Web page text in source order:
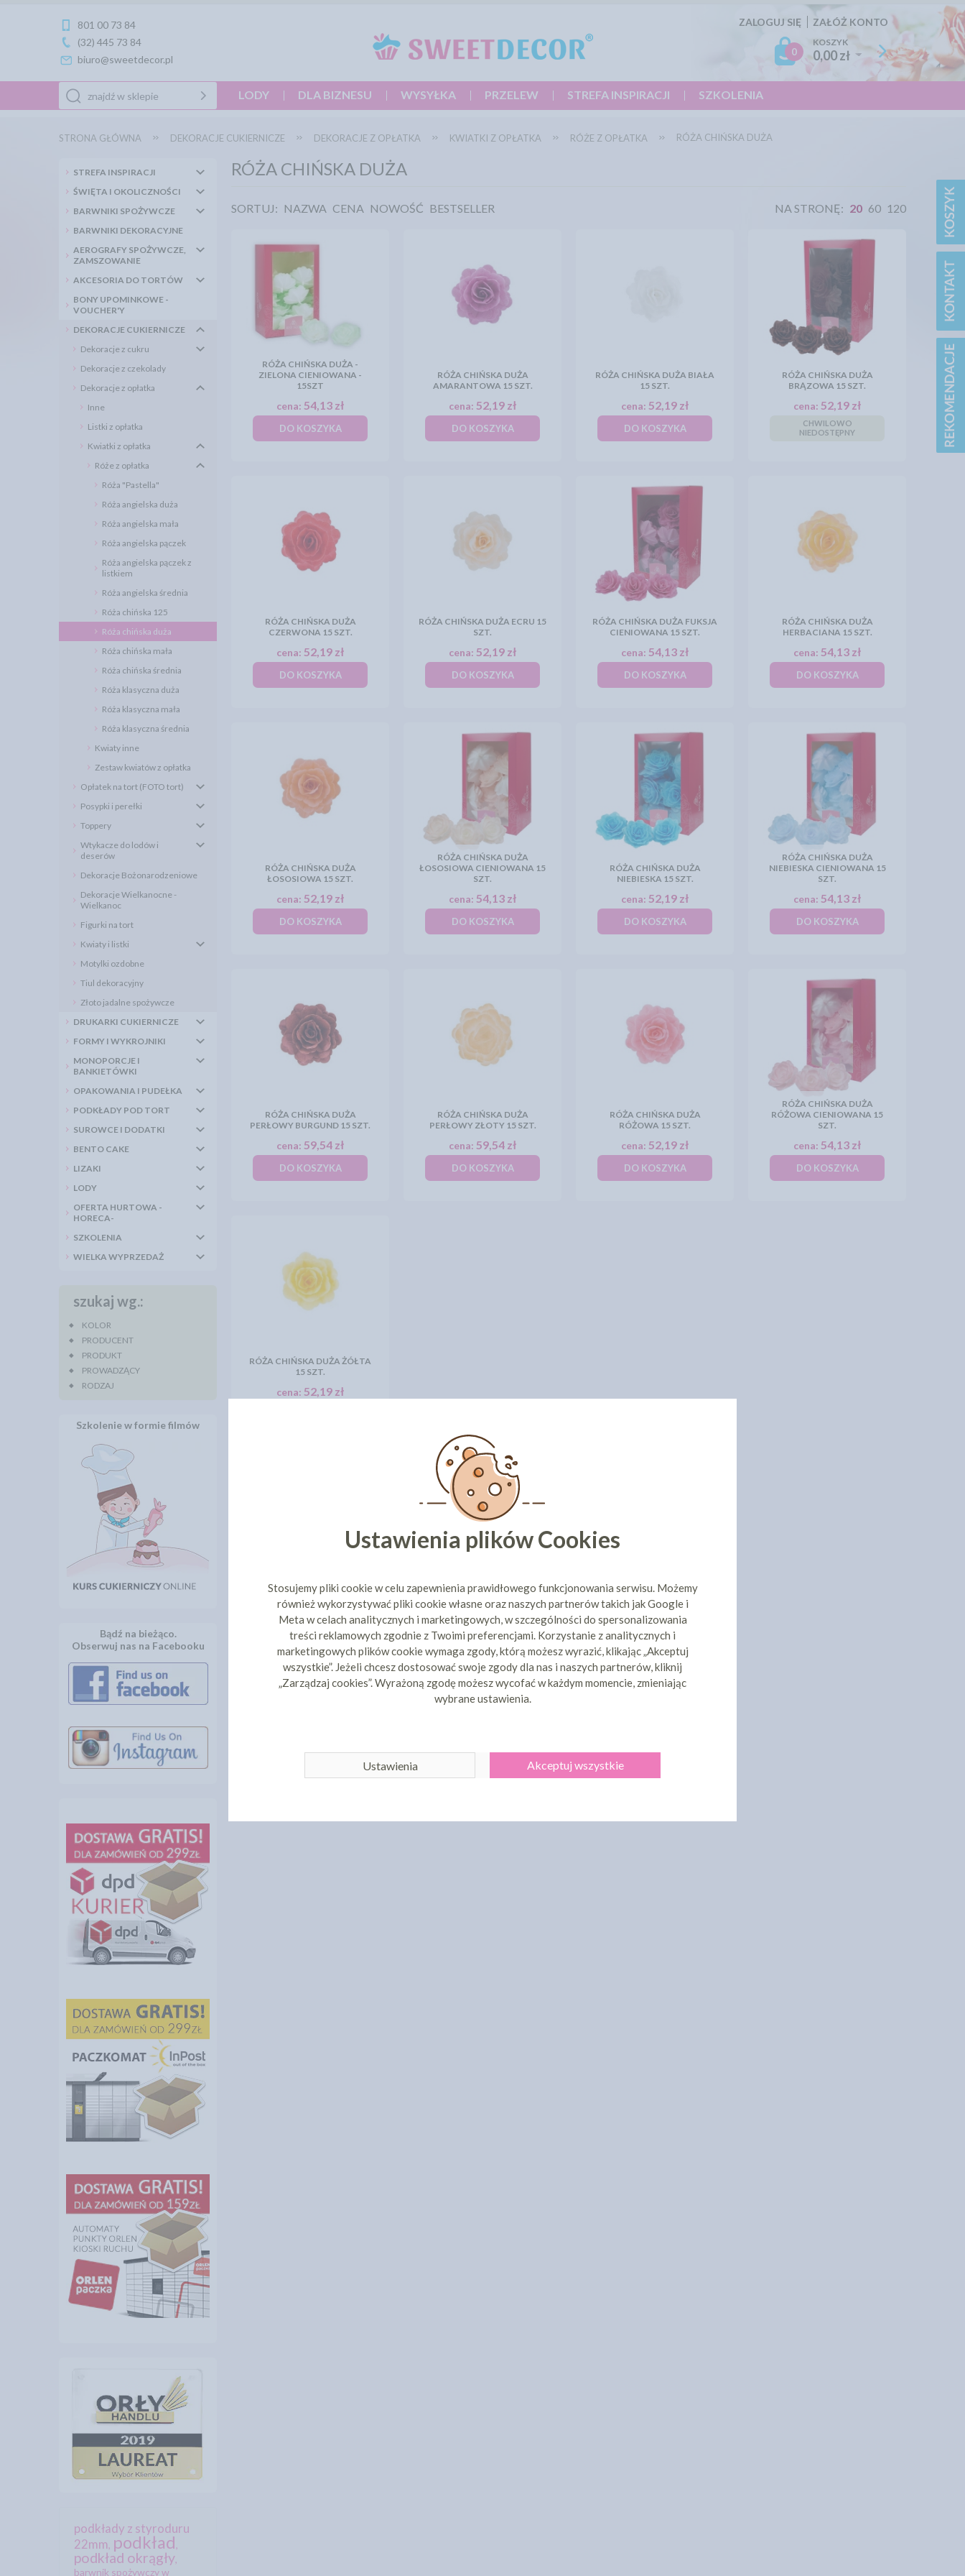
801 00 73 84
(32) 445 73 84
biuro@sweetdecor.pl
ZALOGUJ SIĘ ZAŁÓŻ KONTO
0
KOSZYK
0,00 zł
LODY DLA BIZNESU WYSYŁKA PRZELEW STREFA INSPIRACJI SZKOLENIA
STRONA GŁÓWNA DEKORACJE CUKIERNICZE DEKORACJE Z OPŁATKA KWIATKI Z OPŁATKA RÓŻE Z OPŁATKA RÓŻA CHIŃSKA DUŻA
STREFA INSPIRACJI
ŚWIĘTA I OKOLICZNOŚCI
BARWNIKI SPOŻYWCZE
BARWNIKI DEKORACYJNE
AEROGRAFY SPOŻYWCZE,
ZAMSZOWANIE
AKCESORIA DO TORTÓW
BONY UPOMINKOWE -
VOUCHER'Y
DEKORACJE CUKIERNICZE
Dekoracje z cukru
Dekoracje z czekolady
Dekoracje z opłatka
Inne
Listki z opłatka
Kwiatki z opłatka
Róże z opłatka
Róża "Pastella"
Róża angielska duża
Róża angielska mała
Róża angielska pączek
Róża angielska pączek z
listkiem
Róża angielska średnia
Róża chińska 125
Róża chińska duża
Róża chińska mała
Róża chińska średnia
Róża klasyczna duża
Róża klasyczna mała
Róża klasyczna średnia
Kwiaty inne
Zestaw kwiatów z opłatka
Opłatek na tort (FOTO tort)
Posypki i perełki
Toppery
Wtykacze do lodów i
deserów
Dekoracje Bożonarodzeniowe
Dekoracje Wielkanocne -
Wielkanoc
Figurki na tort
Kwiaty i listki
Motylki ozdobne
Tiul dekoracyjny
Złoto jadalne spożywcze
DRUKARKI CUKIERNICZE
FORMY I WYKROJNIKI
MONOPORCJE I
BANKIETÓWKI
OPAKOWANIA I PUDEŁKA
PODKŁADY POD TORT
SUROWCE I DODATKI
BENTO CAKE
LIZAKI
LODY
OFERTA HURTOWA -
HORECA-
SZKOLENIA
WIELKA WYPRZEDAŻ
szukaj wg.:
KOLOR
PRODUCENT
PRODUKT
PROWADZĄCY
RODZAJ
Szkolenie w formie filmów
Bądź na bieżąco.
Obserwuj nas na Facebooku
podkłady z styroduru
22mm, podkład,
podkład okrągły,
barwnik spożywczy w
RÓŻA CHIŃSKA DUŻA
SORTUJ: NAZWA CENA NOWOŚĆ BESTSELLER NA STRONĘ: 20 60 120
RÓŻA CHIŃSKA DUŻA -
ZIELONA CIENIOWANA -
15SZT
cena: 54,13 zł
DO KOSZYKA
RÓŻA CHIŃSKA DUŻA
AMARANTOWA 15 SZT.
cena: 52,19 zł
DO KOSZYKA
RÓŻA CHIŃSKA DUŻA BIAŁA
15 SZT.
cena: 52,19 zł
DO KOSZYKA
RÓŻA CHIŃSKA DUŻA
BRĄZOWA 15 SZT.
cena: 52,19 zł
CHWILOWO
NIEDOSTĘPNY
RÓŻA CHIŃSKA DUŻA
CZERWONA 15 SZT.
cena: 52,19 zł
DO KOSZYKA
RÓŻA CHIŃSKA DUŻA ECRU 15
SZT.
cena: 52,19 zł
DO KOSZYKA
RÓŻA CHIŃSKA DUŻA FUKSJA
CIENIOWANA 15 SZT.
cena: 54,13 zł
DO KOSZYKA
RÓŻA CHIŃSKA DUŻA
HERBACIANA 15 SZT.
cena: 54,13 zł
DO KOSZYKA
RÓŻA CHIŃSKA DUŻA
ŁOSOSIOWA 15 SZT.
cena: 52,19 zł
DO KOSZYKA
RÓŻA CHIŃSKA DUŻA
ŁOSOSIOWA CIENIOWANA 15
SZT.
cena: 54,13 zł
DO KOSZYKA
RÓŻA CHIŃSKA DUŻA
NIEBIESKA 15 SZT.
cena: 52,19 zł
DO KOSZYKA
RÓŻA CHIŃSKA DUŻA
NIEBIESKA CIENIOWANA 15
SZT.
cena: 54,13 zł
DO KOSZYKA
RÓŻA CHIŃSKA DUŻA
PERŁOWY BURGUND 15 SZT.
cena: 59,54 zł
DO KOSZYKA
RÓŻA CHIŃSKA DUŻA
PERŁOWY ZŁOTY 15 SZT.
cena: 59,54 zł
DO KOSZYKA
RÓŻA CHIŃSKA DUŻA
RÓŻOWA 15 SZT.
cena: 52,19 zł
DO KOSZYKA
RÓŻA CHIŃSKA DUŻA
RÓŻOWA CIENIOWANA 15
SZT.
cena: 54,13 zł
DO KOSZYKA
RÓŻA CHIŃSKA DUŻA ŻÓŁTA
15 SZT.
cena: 52,19 zł
Ustawienia plików Cookies
Stosujemy pliki cookie w celu zapewnienia prawidłowego funkcjonowania serwisu. Możemy
również wykorzystywać pliki cookie własne oraz naszych partnerów takich jak Google i
Meta w celach analitycznych i marketingowych, w szczególności do spersonalizowania
treści reklamowych zgodnie z Twoimi preferencjami. Korzystanie z analitycznych i
marketingowych plików cookie wymaga zgody, którą możesz wyrazić, klikając „Akceptuj
wszystkie”. Jeżeli chcesz dostosować swoje zgody dla nas i naszych partnerów, kliknij
„Zarządzaj cookies”. Wyrażoną zgodę możesz wycofać w każdym momencie, zmieniając
wybrane ustawienia.
Ustawienia Akceptuj wszystkie